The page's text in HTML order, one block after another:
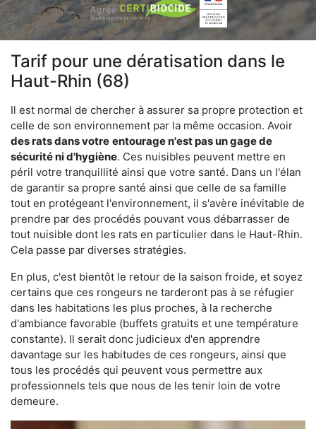
Tarif pour une dératisation dans le
Haut-Rhin (68)
Il est normal de chercher à assurer sa propre protection et
celle de son environnement par la même occasion. Avoir
des rats dans votre entourage n'est pas un gage de
sécurité ni d'hygiène. Ces nuisibles peuvent mettre en
péril votre tranquillité ainsi que votre santé. Dans un l'élan
de garantir sa propre santé ainsi que celle de sa famille
tout en protégeant l'environnement, il s'avère inévitable de
prendre par des procédés pouvant vous débarrasser de
tout nuisible dont les rats en particulier dans le Haut-Rhin.
Cela passe par diverses stratégies.
En plus, c'est bientôt le retour de la saison froide, et soyez
certains que ces rongeurs ne tarderont pas à se réfugier
dans les habitations les plus proches, à la recherche
d'ambiance favorable (buffets gratuits et une température
constante). Il serait donc judicieux d'en apprendre
davantage sur les habitudes de ces rongeurs, ainsi que
tous les procédés qui peuvent vous permettre aux
professionnels tels que nous de les tenir loin de votre
demeure.